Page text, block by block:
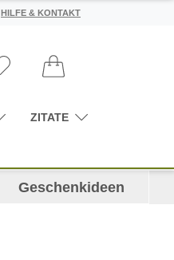
HILFE & KONTAKT
ZITATE
Geschenkideen